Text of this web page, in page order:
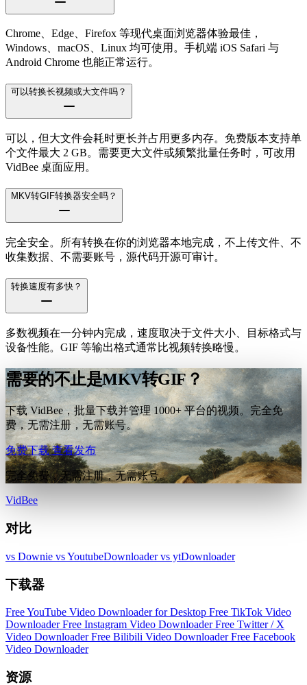
Chrome、Edge、Firefox 等现代桌面浏览器体验最佳，
Windows、macOS、Linux 均可使用。手机端 iOS Safari 与
Android Chrome 也能正常运行。
可以转换长视频或大文件吗？
可以，但大文件会耗时更长并占用更多内存。免费版本支持单
个文件最大 2 GB。需要更大文件或频繁批量任务时，可改用
VidBee 桌面应用。
MKV转GIF转换器安全吗？
完全安全。所有转换在你的浏览器本地完成，不上传文件、不
收集数据、不需要账号，源代码开源可审计。
转换速度有多快？
多数视频在一分钟内完成，速度取决于文件大小、目标格式与
设备性能。GIF 等输出格式通常比视频转换略慢。
需要的不止是MKV转GIF？
下载 VidBee，批量下载并管理 1000+ 平台的视频。完全免
费，无需注册，无需账号。
免费下载查看发布
完全免费，无需注册，无需账号。
VidBee
对比
vs Downie vs YoutubeDownloadervs ytDownloader
下载器
Free YouTube Video Downloader for Desktop Free TikTok Video
DownloaderFree Instagram Video DownloaderFree Twitter / X
Video DownloaderFree Bilibili Video DownloaderFree Facebook
Video Downloader
资源